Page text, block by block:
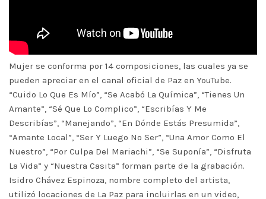
Mujer se conforma por 14 composiciones, las cuales ya se
pueden apreciar en el canal oficial de Paz en YouTube.
“Cuido Lo Que Es Mío”, “Se Acabó La Química”, “Tienes Un
Amante”, “Sé Que Lo Complico”, “Escribías Y Me
Describías”, “Manejando”, “En Dónde Estás Presumida”,
“Amante Local”, “Ser Y Luego No Ser”, “Una Amor Como El
Nuestro”, “Por Culpa Del Mariachi”, “Se Suponía”, “Disfruta
La Vida” y “Nuestra Casita” forman parte de la grabación.
Isidro Chávez Espinoza, nombre completo del artista,
utilizó locaciones de La Paz para incluirlas en un video,